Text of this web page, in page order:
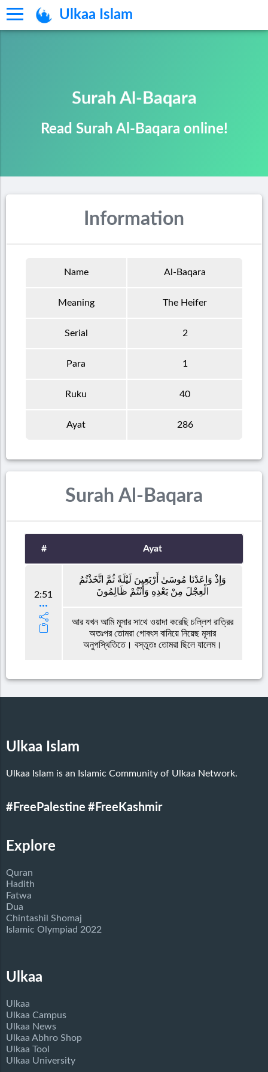
Ulkaa Islam
Surah Al-Baqara
Read Surah Al-Baqara online!
Information
Name Al-Baqara
Meaning The Heifer
Serial 2
Para 1
Ruku 40
Ayat 286
Surah Al-Baqara
# Ayat
2:51
وَإِذْ وَاعَدْنَا مُوسَىٰ أَرْبَعِينَ لَيْلَةً ثُمَّ اتَّخَذْتُمُ
الْعِجْلَ مِنْ بَعْدِهِ وَأَنْتُمْ ظَالِمُونَ
আর যখন আমি মূসার সাথে ওয়াদা করেছি চল্লিশ রাত্রির
অতঃপর তোমরা গোবৎস বানিয়ে নিয়েছ মূসার
অনুপস্থিতিতে। বস্তুতঃ তোমরা ছিলে যালেম।
Ulkaa Islam
Ulkaa Islam is an Islamic Community of Ulkaa Network.
#FreePalestine #FreeKashmir
Explore
Quran
Hadith
Fatwa
Dua
Chintashil Shomaj
Islamic Olympiad 2022
Ulkaa
Ulkaa
Ulkaa Campus
Ulkaa News
Ulkaa Abhro Shop
Ulkaa Tool
Ulkaa University